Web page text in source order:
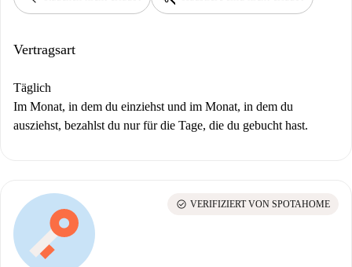
Vertragsart
Täglich
Im Monat, in dem du einziehst und im Monat, in dem du
ausziehst, bezahlst du nur für die Tage, die du gebucht hast.
check_circle VERIFIZIERT VON SPOTAHOME